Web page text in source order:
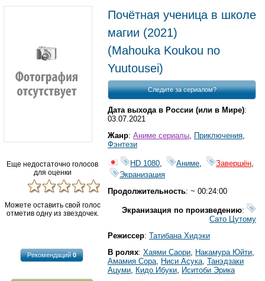
Еще недостаточно голосов
для оценки
Можете оставить свой голос
отметив одну из звездочек.
Рекомендаций0
Почётная ученица в школе
магии (2021)
(Mahouka Koukou no
Yuutousei)
Следите за сериалом?
Дата выхода в России (или в Мире):
03.07.2021
Жанр: Аниме сериалы Приключения
Фэнтези
HD 1080 Аниме Завершён
Экранизация
Продолжительность: ~ 00:24:00
Экранизация по произведению:
Сато Цутому
Режиссер: Татибана Хидэки
В ролях: Хаями Саори Накамура Юйти
Амамия Сора Ниси Асука Танэдзаки
Ацуми Кидо Ибуки Иситоби Эрика